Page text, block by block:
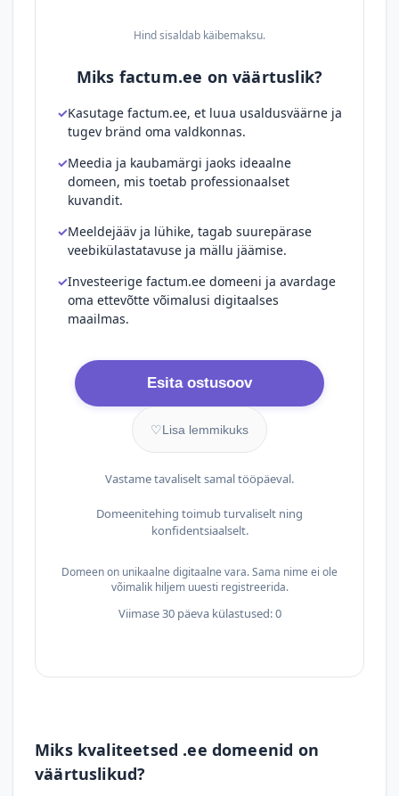
Hind sisaldab käibemaksu.
Miks factum.ee on väärtuslik?
Kasutage factum.ee, et luua usaldusväärne ja
tugev bränd oma valdkonnas.
Meedia ja kaubamärgi jaoks ideaalne
domeen, mis toetab professionaalset
kuvandit.
Meeldejääv ja lühike, tagab suurepärase
veebikülastatavuse ja mällu jäämise.
Investeerige factum.ee domeeni ja avardage
oma ettevõtte võimalusi digitaalses
maailmas.
Esita ostusoov
♡Lisa lemmikuks
Vastame tavaliselt samal tööpäeval.
Domeenitehing toimub turvaliselt ning
konfidentsiaalselt.
Domeen on unikaalne digitaalne vara. Sama nime ei ole
võimalik hiljem uuesti registreerida.
Viimase 30 päeva külastused: 0
Miks kvaliteetsed .ee domeenid on
väärtuslikud?